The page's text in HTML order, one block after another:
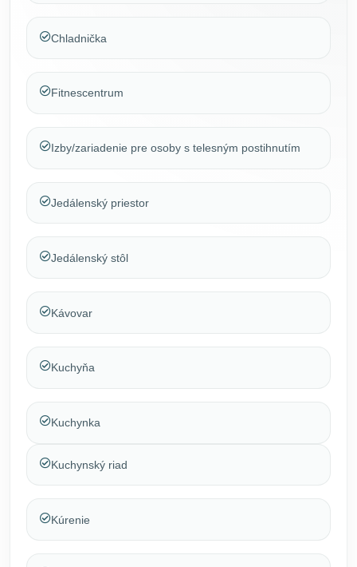
Chladnička
Fitnescentrum
Izby/zariadenie pre osoby s telesným postihnutím
Jedálenský priestor
Jedálenský stôl
Kávovar
Kuchyňa
Kuchynka
Kuchynský riad
Kúrenie